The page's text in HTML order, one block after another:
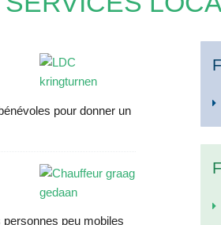
pour donner un
peu mobiles